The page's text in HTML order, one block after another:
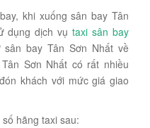
khi xuống sân bay Tân
dụng dịch vụtaxi sân bay
bay Tân Sơn Nhất về
Sơn Nhất có rất nhiều
khách với mức giá giao
hãng taxi sau: